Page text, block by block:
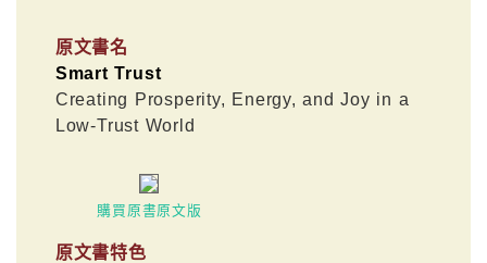
原文書名
Smart Trust
Creating Prosperity, Energy, and Joy in a
Low-Trust World
購買原書原文版
原文書特色